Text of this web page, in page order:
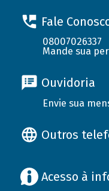
Fale
08007026337
Mande sua
Ouvidoria
Envie sua
Outros
Acesso à